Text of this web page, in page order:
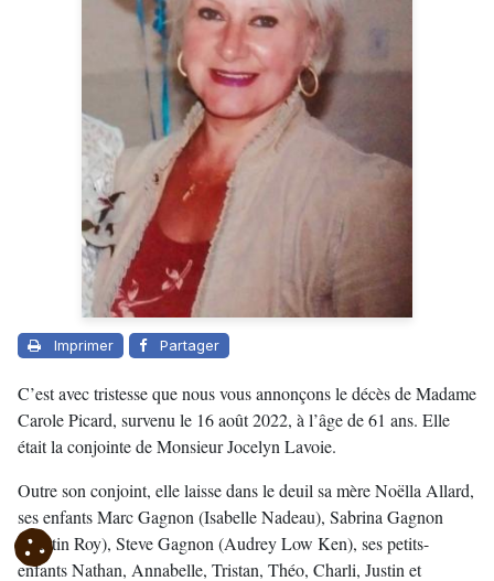
Imprimer Partager
C’est avec tristesse que nous vous annonçons le décès de Madame
Carole Picard, survenu le 16 août 2022, à l’âge de 61 ans. Elle
était la conjointe de Monsieur Jocelyn Lavoie.
Outre son conjoint, elle laisse dans le deuil sa mère Noëlla Allard,
ses enfants Marc Gagnon (Isabelle Nadeau), Sabrina Gagnon
(Martin Roy), Steve Gagnon (Audrey Low Ken), ses petits-
enfants Nathan, Annabelle, Tristan, Théo, Charli, Justin et